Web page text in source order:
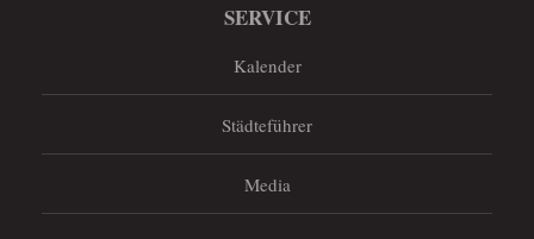
SERVICE
Kalender
Städteführer
Media